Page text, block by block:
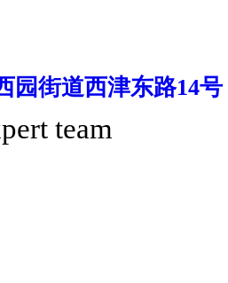
园街道西津东路14号
team